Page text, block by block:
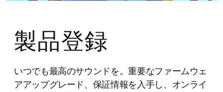
製品登録
いつでも最高のサウンドを。重要なファームウェ
アアップグレード、保証情報を入手し、オンライ